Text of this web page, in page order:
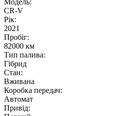
CR-V
Рік:
2021
Пробіг:
82000 км
Тип палива:
Гібрид
Стан:
Вживана
Коробка передач:
Автомат
Привід: